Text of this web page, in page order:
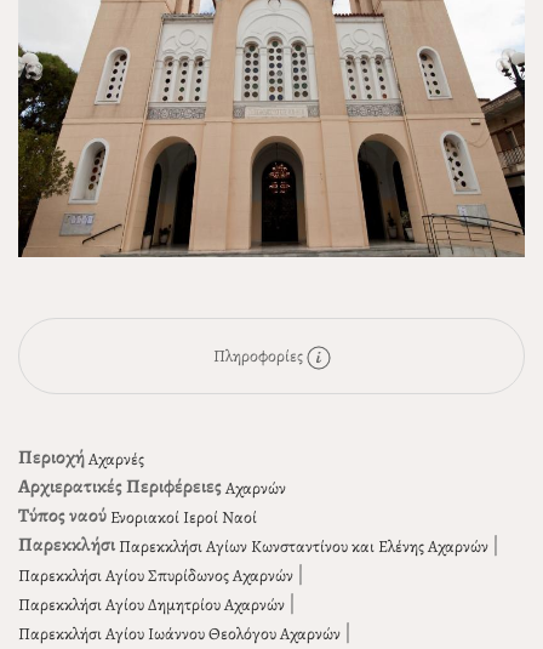
Πληροφορίες
ΠεριοχήΑχαρνές
Αρχιερατικές ΠεριφέρειεςΑχαρνών
Τύπος ναού Ενοριακοί Ιεροί Ναοί
Παρεκκλήσι Παρεκκλήσι Αγίων Κωνσταντίνου και Ελένης Αχαρνών
Παρεκκλήσι Αγίου Σπυρίδωνος Αχαρνών
Παρεκκλήσι Αγίου Δημητρίου Αχαρνών
Παρεκκλήσι Αγίου Ιωάννου Θεολόγου Αχαρνών